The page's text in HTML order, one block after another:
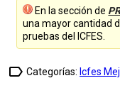
En la sección de
una mayor cantidad
pruebas del ICFES.
label_outline Categorías: Icfes